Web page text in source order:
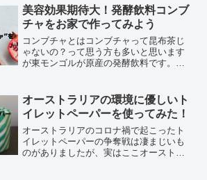
作られている上、アンチエイジング効果
も高いと噂のiKOUの製品を実際に試して
みてレビューしております。その使用
感、効果はいかに！？40代、50代でスキ
ンケア化粧品迷子の方におすすめの内容
です。
美容効果期待大！発酵飲料コンブ
チャをお家で作ってみよう
コンブチャとはコンブチャって昆布茶じ
ゃないの？って思う方も多いと思います
が東モンゴルが原産の発酵飲料です。こ
いるのをよく見かけます。日本では「紅
茶キノコ」と呼ばれ、19...
オーストラリアの環境に優しいト
イレットペーパーを使ってみた！
オーストラリアのコロナ禍で起こったト
イレットペーパーの争奪戦は凄まじいも
のがありましたが、実はここオーストラ